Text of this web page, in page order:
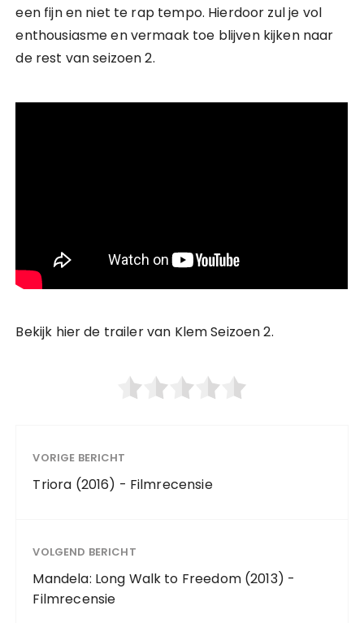
een fijn en niet te rap tempo. Hierdoor zul je vol
enthousiasme en vermaak toe blijven kijken naar
de rest van seizoen 2.
Bekijk hier de trailer van Klem Seizoen 2.
VORIGE BERICHT
Triora (2016) - Filmrecensie
VOLGEND BERICHT
Mandela: Long Walk to Freedom (2013) -
Filmrecensie